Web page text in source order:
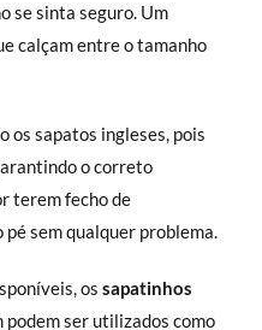
se sinta seguro. Um
calçam entre o tamanho
os sapatos ingleses, pois
o correto
terem fecho de
sem qualquer problema.
os sapatinhos
podem ser utilizados como